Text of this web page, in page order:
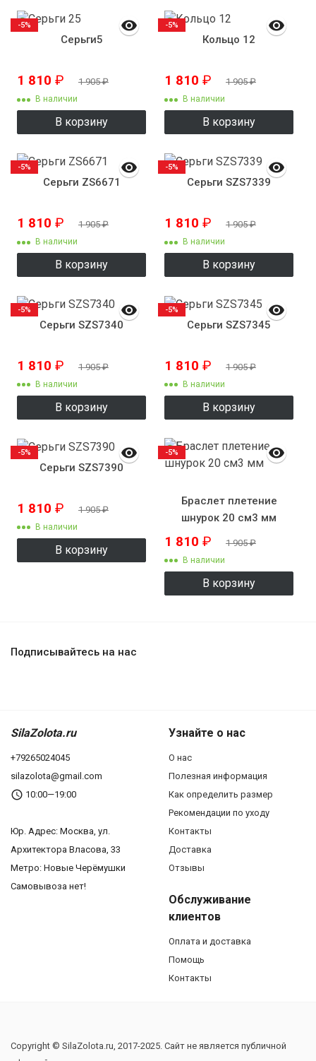
Серьги5
1 810 ₽ 1 905₽
В наличии
В корзину
-5%
Кольцо 12
1 810 ₽ 1 905₽
В наличии
В корзину
-5%
Серьги ZS6671
1 810 ₽ 1 905₽
В наличии
В корзину
-5%
Серьги SZS7339
1 810 ₽ 1 905₽
В наличии
В корзину
-5%
Серьги SZS7340
1 810 ₽ 1 905₽
В наличии
В корзину
-5%
Серьги SZS7345
1 810 ₽ 1 905₽
В наличии
В корзину
-5%
Серьги SZS7390
1 810 ₽ 1 905₽
В наличии
В корзину
-5%
Браслет плетение
шнурок 20 см3 мм
1 810 ₽ 1 905₽
В наличии
В корзину
-5%
Подписывайтесь на нас
SilaZolota.ru
+79265024045
silazolota@gmail.com
10:00—19:00
Юр. Адреc: Москва, ул.
Архитектора Власова, 33
Метро: Новые Черёмушки
Самовывоза нет!
Узнайте о нас
О нас
Полезная информация
Как определить размер
Рекомендации по уходу
Контакты
Доставка
Отзывы
Обслуживание
клиентов
Оплата и доставка
Помощь
Контакты
Copyright © SilaZolota.ru, 2017-2025. Сайт не является публичной